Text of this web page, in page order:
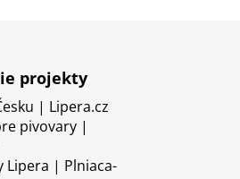
projekty
| Lipera.cz
pivovary |
Lipera | Plniaca-